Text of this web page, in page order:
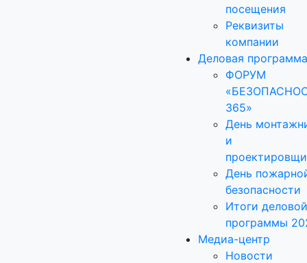
посещения
Реквизиты
компании
Деловая программа
ФОРУМ
365»
День
и
День
безопасности
Итоги деловой
программы
Медиа-центр
Новости